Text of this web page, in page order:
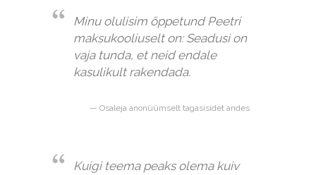
Minu olulisim õppetund Peetri
maksukooliuselt on: Seadusi on
vaja tunda, et neid endale
kasulikult rakendada.
Osaleja anonüümselt tagasisidet andes
Kuigi teema peaks olema kuiv